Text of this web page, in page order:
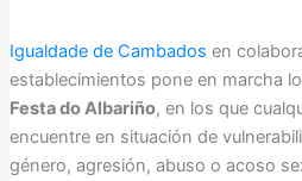
Igualdade de Cambados en
establecimientos pone en marcha
Festa do Albariño, en los que
encuentre en situación de
género, agresión, abuso o acoso